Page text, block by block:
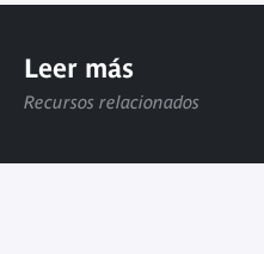
Leer más
Recursos relacionados